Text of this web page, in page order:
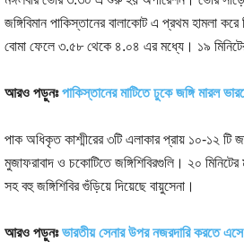
জঙ্গিবিমান পাকিস্তানের বালাকোট এ প্রথম হামলা
বোমা ফেলে ৩.৫৮ থেকে ৪.০৪ এর মধ্যে। ১৯
আরও পড়ুনঃপাকিস্তানের মাটিতে ঢুকে জঙ্গি মারল
পাক অধিকৃত কাশ্মীরের ৩টি এলাকার প্রায় ১০-১২ টি
মুজাফরাবাদ ও চকোটিতে জঙ্গিশিবিরগুলি। ২০
সহ বহু জঙ্গিশিবির গুঁড়িয়ে দিয়েছে বায়ুসেনা।
আরও পড়ুনঃভারতীয় সেনার উপর নজরদারি করতে